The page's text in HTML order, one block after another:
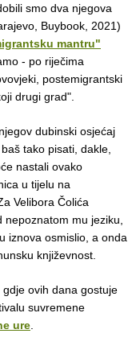
smo dva njegova
Buybook, 2021)
mantru"
- po riječima
postemigrantski
drugi grad".
dubinski osjećaj
tako pisati, dakle,
nastali ovako
u tijelu na
Velibora Čolića
mu jeziku,
iznova osmislio, a onda
književnost.
ovih dana gostuje
suvremene
ure